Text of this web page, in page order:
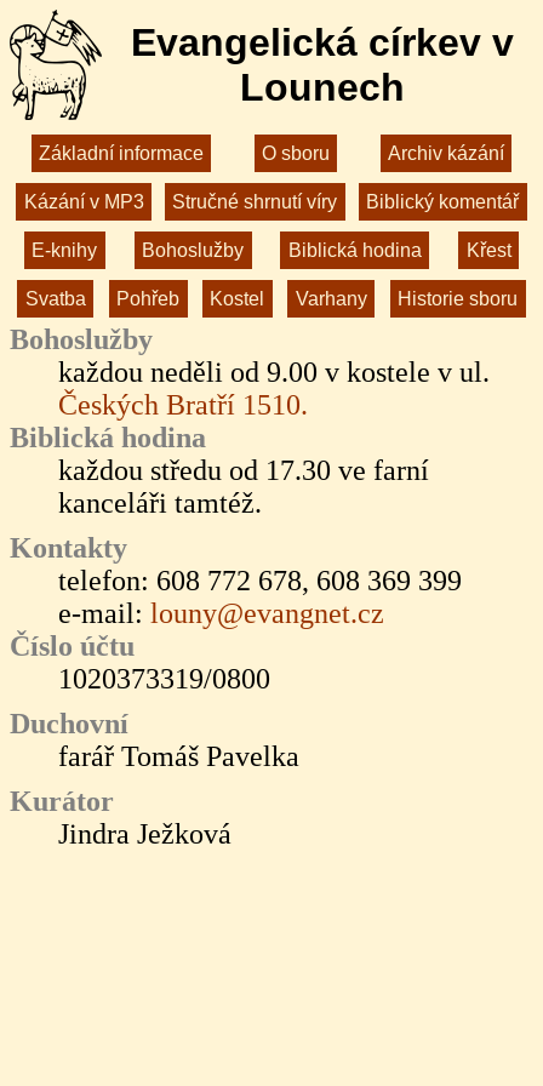
Evangelická církev v
Lounech
Základní informace O sboru Archiv kázání
Kázání v MP3 Stručné shrnutí víry Biblický komentář
E-knihy Bohoslužby Biblická hodina Křest
Svatba Pohřeb Kostel Varhany Historie sboru
Bohoslužby
každou neděli od 9.00 v kostele v ul.
Českých Bratří 1510.
Biblická hodina
každou středu od 17.30 ve farní
kanceláři tamtéž.
Kontakty
telefon: 608 772 678, 608 369 399
e-mail: louny@evangnet.cz
Číslo účtu
1020373319/0800
Duchovní
farář Tomáš Pavelka
Kurátor
Jindra Ježková